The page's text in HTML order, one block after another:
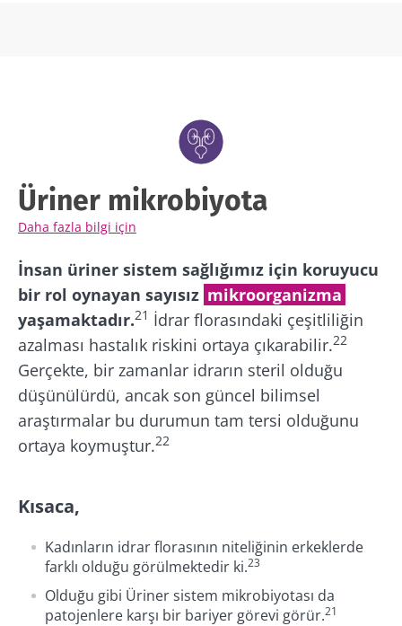
Üriner mikrobiyota
Daha fazla bilgi için
İnsan üriner sistem sağlığımız için koruyucu
bir rol oynayan sayısız mikroorganizma
yaşamaktadır.21 İdrar florasındaki çeşitliliğin
azalması hastalık riskini ortaya çıkarabilir.22
Gerçekte, bir zamanlar idrarın steril olduğu
düşünülürdü, ancak son güncel bilimsel
araştırmalar bu durumun tam tersi olduğunu
ortaya koymuştur.22
Kısaca,
Kadınların idrar florasının niteliğinin erkeklerde
farklı olduğu görülmektedir ki.23
Olduğu gibi Üriner sistem mikrobiyotası da
patojenlere karşı bir bariyer görevi görür.21